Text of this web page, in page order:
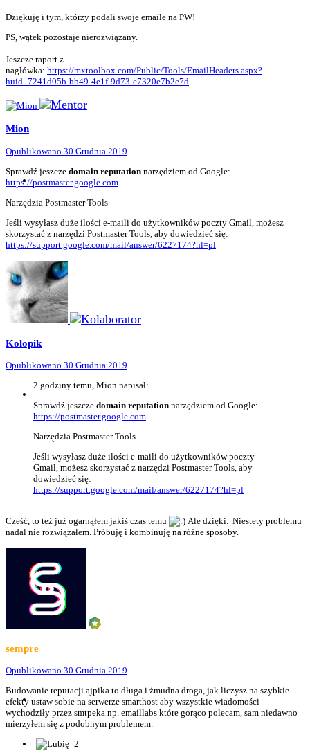
Dziękuję i tym, którzy podali swoje emaile na PW!
PS, wątek pozostaje nierozwiązany.
Jeszcze raport z
nagłówka: https://mxtoolbox.com/Public/Tools/EmailHeaders.aspx?
huid=7241d05b-bb49-4e1f-9d73-e7320e7b2e7d
Mion
Opublikowano 30 Grudnia 2019
Sprawdź jeszcze domain reputation narzędziem od Google:
https://postmaster.google.com
Narzędzia Postmaster Tools
Jeśli wysyłasz duże ilości e-maili do użytkowników poczty Gmail, możesz
skorzystać z narzędzi Postmaster Tools, aby dowiedzieć się:
https://support.google.com/mail/answer/6227174?hl=pl
Kolopik
Opublikowano 30 Grudnia 2019
2 godziny temu, Mion napisał:
Sprawdź jeszcze domain reputation narzędziem od Google:
https://postmaster.google.com
Narzędzia Postmaster Tools
Jeśli wysyłasz duże ilości e-maili do użytkowników poczty
Gmail, możesz skorzystać z narzędzi Postmaster Tools, aby
dowiedzieć się:
https://support.google.com/mail/answer/6227174?hl=pl
Cześć, to też już ogarnąłem jakiś czas temu
Ale dzięki. Niestety problemu
nadal nie rozwiązałem. Próbuję i kombinuję na różne sposoby.
sempre
Opublikowano 30 Grudnia 2019
Budowanie reputacji ajpika to długa i żmudna droga, jak liczysz na szybkie
efekty ustaw sobie na serwerze smarthost aby wszystkie wiadomości
wychodziły przez smtpeka np. emaillabs które gorąco polecam, sam niedawno
mierzyłem się z podobnym problemem.
2